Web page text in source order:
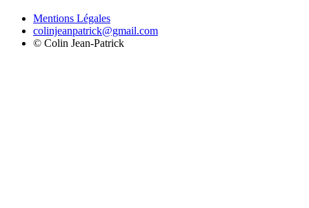
Mentions Légales
colinjeanpatrick@gmail.com
© Colin Jean-Patrick